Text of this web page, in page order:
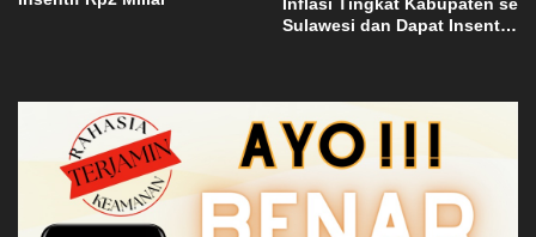
Inflasi Tingkat Kabupaten se
Sulawesi dan Dapat Insentif